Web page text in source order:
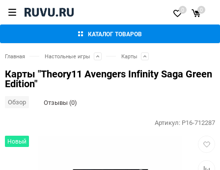
КАТАЛОГ ТОВАРОВ
0 0
Главная Настольные игры Карты
Карты "Theory11 Avengers Infinity Saga Green
Edition"
Обзор Отзывы (0)
Новый
Артикул: P16-712287